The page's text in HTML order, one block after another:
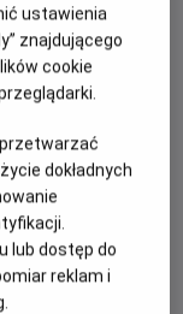
Sebastian
przyjaciela -
wyrusza do
sprzed lat.
dawnego
ustawienia
znajdującego
cookie
dokładnych
lub dostęp do
reklam i